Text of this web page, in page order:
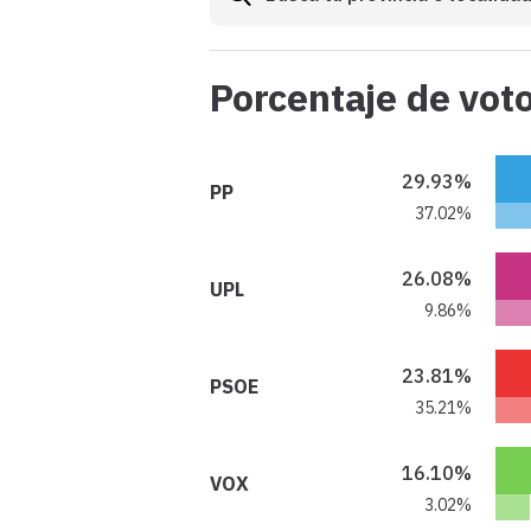
Porcentaje de
PP 29.93%
37.02%
UPL 26.08%
9.86%
PSOE 23.81%
35.21%
VOX 16.10%
3.02%